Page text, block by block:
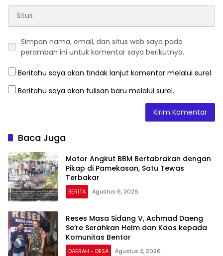
Simpan nama, email, dan situs web saya pada
peramban ini untuk komentar saya berikutnya.
Beritahu saya akan tindak lanjut komentar melalui surel.
Beritahu saya akan tulisan baru melalui surel.
Baca Juga
Motor Angkut BBM Bertabrakan dengan
Pikap di Pamekasan, Satu Tewas
Terbakar
BERITA Agustus 6, 2026
Reses Masa Sidang V, Achmad Daeng
Se’re Serahkan Helm dan Kaos kepada
Komunitas Bentor
DAERAH - DESA Agustus 2, 2026